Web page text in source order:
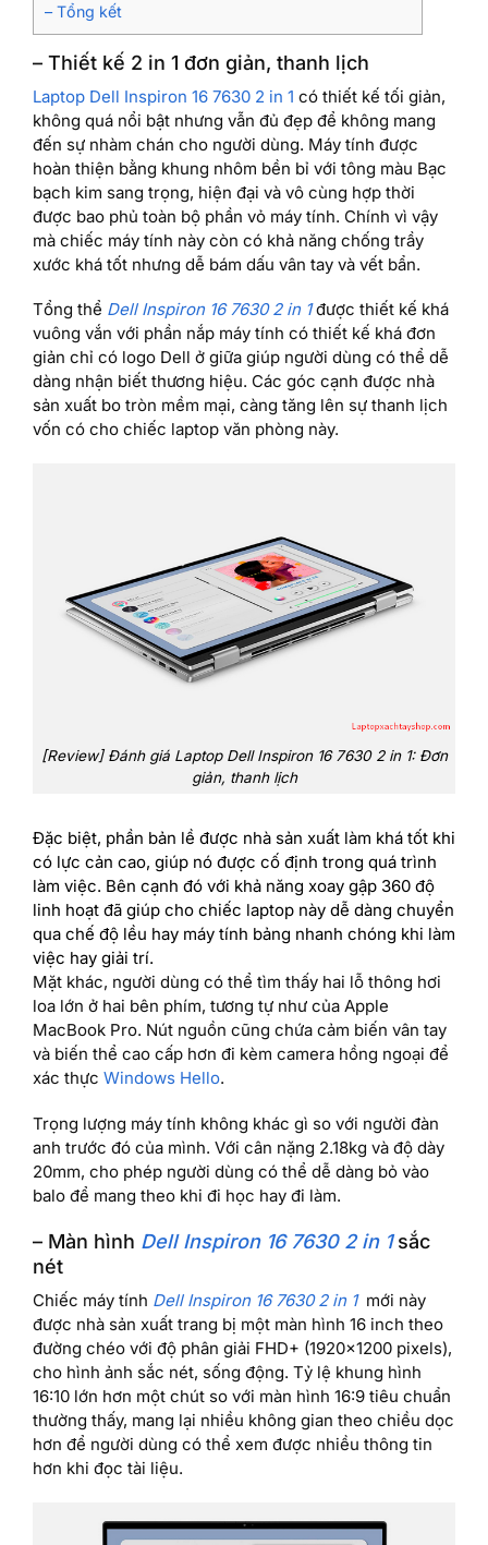
– Tổng kết
– Thiết kế 2 in 1 đơn giản, thanh lịch
Laptop Dell Inspiron 16 7630 2 in 1 có thiết kế tối giản,
không quá nổi bật nhưng vẫn đủ đẹp để không mang
đến sự nhàm chán cho người dùng. Máy tính được
hoàn thiện bằng khung nhôm bền bỉ với tông màu Bạc
bạch kim sang trọng, hiện đại và vô cùng hợp thời
được bao phủ toàn bộ phần vỏ máy tính. Chính vì vậy
mà chiếc máy tính này còn có khả năng chống trầy
xước khá tốt nhưng dễ bám dấu vân tay và vết bẩn.
Tổng thể Dell Inspiron 16 7630 2 in 1 được thiết kế khá
vuông vắn với phần nắp máy tính có thiết kế khá đơn
giản chỉ có logo Dell ở giữa giúp người dùng có thể dễ
dàng nhận biết thương hiệu. Các góc cạnh được nhà
sản xuất bo tròn mềm mại, càng tăng lên sự thanh lịch
vốn có cho chiếc laptop văn phòng này.
[Review] Đánh giá Laptop Dell Inspiron 16 7630 2 in 1: Đơn
giản, thanh lịch
Đặc biệt, phần bản lề được nhà sản xuất làm khá tốt khi
có lực cản cao, giúp nó được cố định trong quá trình
làm việc. Bên cạnh đó với khả năng xoay gập 360 độ
linh hoạt đã giúp cho chiếc laptop này dễ dàng chuyển
qua chế độ lều hay máy tính bảng nhanh chóng khi làm
việc hay giải trí.
Mặt khác, người dùng có thể tìm thấy hai lỗ thông hơi
loa lớn ở hai bên phím, tương tự như của Apple
MacBook Pro. Nút nguồn cũng chứa cảm biến vân tay
và biến thể cao cấp hơn đi kèm camera hồng ngoại để
xác thực Windows Hello.
Trọng lượng máy tính không khác gì so với người đàn
anh trước đó của mình. Với cân nặng 2.18kg và độ dày
20mm, cho phép người dùng có thể dễ dàng bỏ vào
balo để mang theo khi đi học hay đi làm.
– Màn hình Dell Inspiron 16 7630 2 in 1 sắc
nét
Chiếc máy tính Dell Inspiron 16 7630 2 in 1 mới này
được nhà sản xuất trang bị một màn hình 16 inch theo
đường chéo với độ phân giải FHD+ (1920×1200 pixels),
cho hình ảnh sắc nét, sống động. Tỷ lệ khung hình
16:10 lớn hơn một chút so với màn hình 16:9 tiêu chuẩn
thường thấy, mang lại nhiều không gian theo chiều dọc
hơn để người dùng có thể xem được nhiều thông tin
hơn khi đọc tài liệu.